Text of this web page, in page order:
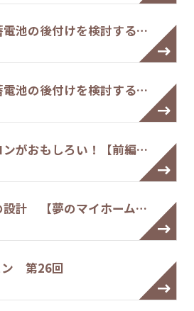
池の後付けを検討する…
池の後付けを検討する…
がおもしろい！【前編…
計 【夢のマイホーム…
ン 第26回